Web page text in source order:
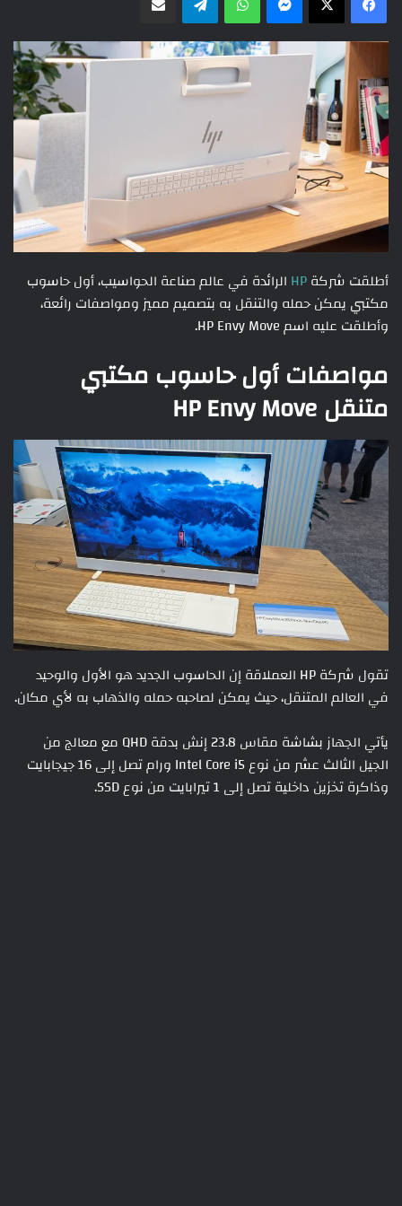
أطلقت شركةHP الرائدة في عالم صناعة الحواسيب، أول حاسوب
مكتبي يمكن حمله والتنقل به بتصميم مميز ومواصفات رائعة،
وأطلقت عليه اسم HP Envy Move.
مواصفات أول حاسوب مكتبي
متنقل HP Envy Move
تقول شركة HP العملاقة إن الحاسوب الجديد هو الأول والوحيد
في العالم المتنقل، حيث يمكن لصاحبه حمله والذهاب به لأي مكان.
يأتي الجهاز بشاشة مقاس 23.8 إنش بدقة QHD مع معالج من
الجيل الثالث عشر من نوع Intel Core i5 ورام تصل إلى 16 جيجابايت
وذاكرة تخزين داخلية تصل إلى 1 تيرابايت من نوع SSD.